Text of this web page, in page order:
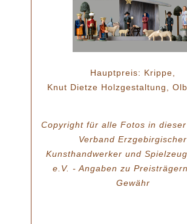
Hauptpreis: Krippe,
Knut Dietze Holzgestaltung,
Copyright für alle Fotos in
Verband Erzgebirgischer
Kunsthandwerker und
e.V. - Angaben zu
Gewähr